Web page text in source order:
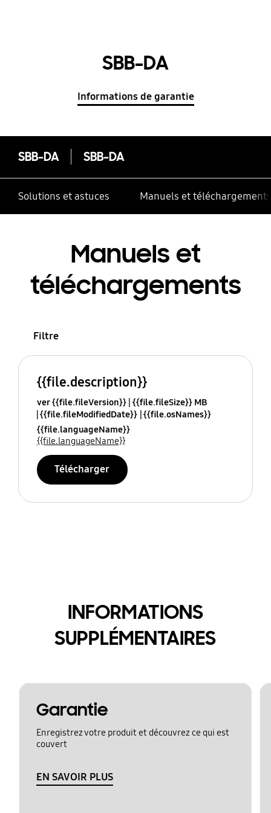
SBB-DA
Informations de garantie
SBB-DA SBB-DA
Solutions et astuces Manuels et téléchargements
Manuels et
téléchargements
Filtre
{{file.description}}
ver {{file.fileVersion}} {{file.fileSize}} MB
{{file.fileModifiedDate}} {{file.osNames}}
{{file.languageName}}
{{file.languageName}}
Télécharger
INFORMATIONS
SUPPLÉMENTAIRES
Garantie
Enregistrez votre produit et découvrez ce qui est
couvert
EN SAVOIR PLUS